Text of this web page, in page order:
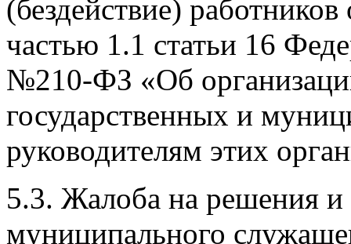
(бездействие)
частью 1.1 статьи 16
№210-ФЗ «Об
государственных и
руководителям этих
5.3. Жалоба на решения и
муниципального